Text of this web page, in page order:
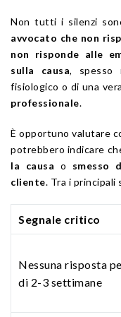
Non tutti i silenzi
avvocato che non
non risponde alle
sulla causa,
fisiologico o di una
professionale.
È opportuno valutare
potrebbero indicare
la causa o smesso
cliente. Tra i principali
Segnale critico
Nessuna risposta
di 2-3 settimane